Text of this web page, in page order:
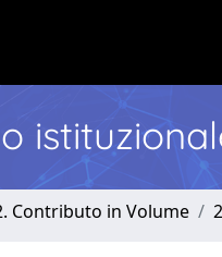
Contributo in Volume